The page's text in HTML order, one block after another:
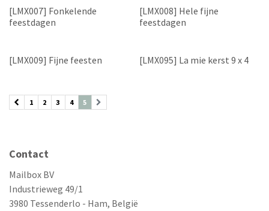
[LMX007] Fonkelende
feestdagen
[LMX008] Hele fijne
feestdagen
[LMX009] Fijne feesten [LMX095] La mie kerst 9 x 4
1 2 3 4 5
Contact
Mailbox BV
Industrieweg 49/1
3980 Tessenderlo - Ham, België